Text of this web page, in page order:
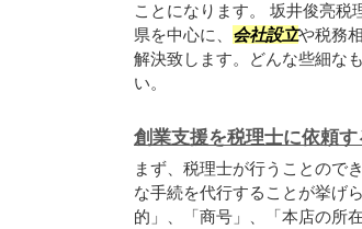
ことになります。 坂井俊亮税
県を中心に、 会社設立や税務
解決致します。どんな些細な
い。
創業支援を税理士に依頼す
まず、税理士が行うことので
な手続を代行することが挙げら
的」、「商号」、「本店の所